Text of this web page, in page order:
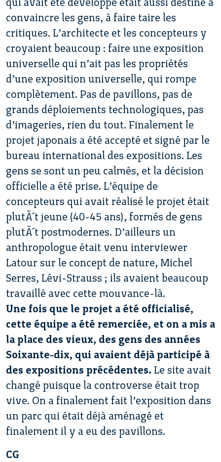
convaincre les gens, à faire taire les
critiques. L’architecte et les concepteurs y
croyaient beaucoup : faire une exposition
universelle qui n’ait pas les propriétés
d’une exposition universelle, qui rompe
complètement. Pas de pavillons, pas de
grands déploiements technologiques, pas
d’imageries, rien du tout. Finalement le
projet japonais a été accepté et signé par le
bureau international des expositions. Les
gens se sont un peu calmés, et la décision
officielle a été prise. L’équipe de
concepteurs qui avait réalisé le projet était
plutÃ´t jeune (40-45 ans), formés de gens
plutÃ´t postmodernes. D’ailleurs un
anthropologue était venu interviewer
Latour sur le concept de nature, Michel
Serres, Lévi-Strauss ; ils avaient beaucoup
travaillé avec cette mouvance-là.
Une fois que le projet a été officialisé,
cette équipe a été remerciée, et on a mis a
la place des vieux, des gens des années
Soixante-dix, qui avaient déjà participé à
des expositions précédentes. Le site avait
changé puisque la controverse était trop
vive. On a finalement fait l’exposition dans
un parc qui était déjà aménagé et
finalement il y a eu des pavillons.
CG